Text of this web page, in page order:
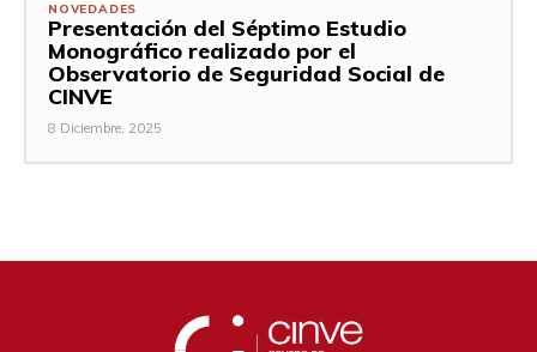
NOVEDADES
Presentación del Séptimo Estudio
Monográfico realizado por el
Observatorio de Seguridad Social de
CINVE
8 Diciembre, 2025